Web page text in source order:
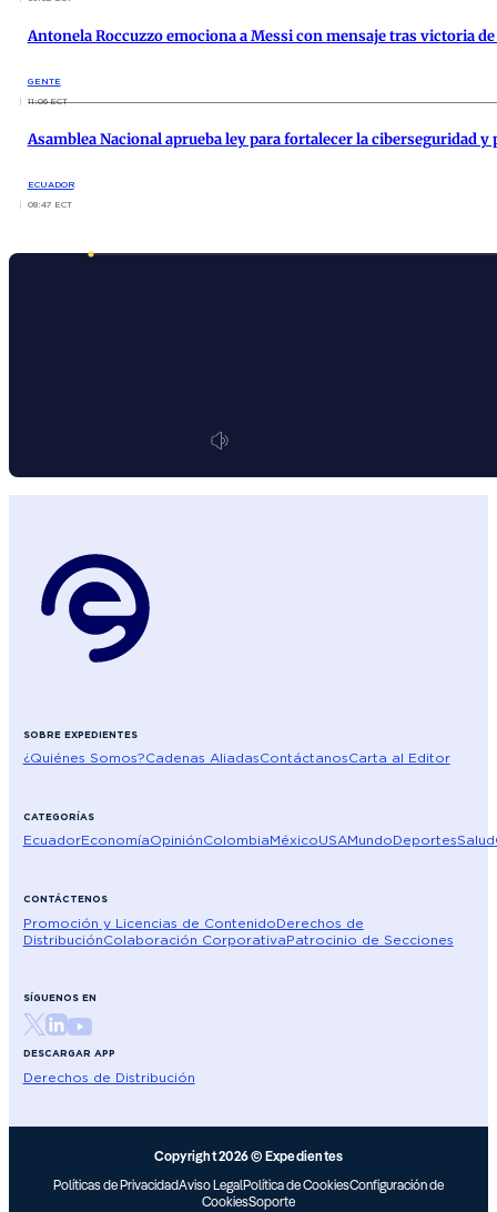
Antonela Roccuzzo emociona a Messi con mensaje tras victoria
GENTE
11:06 ECT
Asamblea Nacional aprueba ley para fortalecer la ciberseguridad
ECUADOR
08:47 ECT
SOBRE EXPEDIENTES
¿Quiénes Somos?Cadenas AliadasContáctanosCarta al Editor
CATEGORÍAS
EcuadorEconomíaOpiniónColombiaMéxicoUSAMundoDeportesSalud
CONTÁCTENOS
Promoción y Licencias de ContenidoDerechos de
DistribuciónColaboración CorporativaPatrocinio de Secciones
SÍGUENOS EN
DESCARGAR APP
Derechos de Distribución
Copyright 2026 © Expedientes
Políticas de PrivacidadAviso LegalPolítica de CookiesConfiguración de
CookiesSoporte